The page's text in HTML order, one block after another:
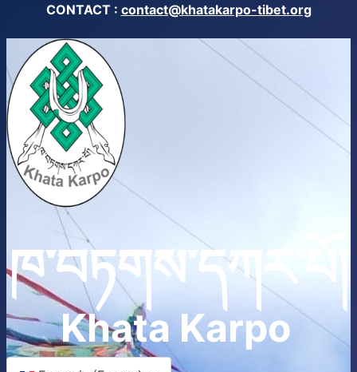
CONTACT : contact@khatakarpo-tibet.org
ཁ་བཏགས་དཀར་པོ།
Khata Karpo
Sélectionnez votre langue